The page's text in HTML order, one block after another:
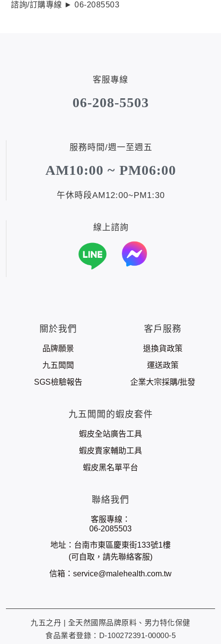
諮詢/訂購專線 ► 06-2085503
客服專線
06-208-5503
服務時間/週一至週五
AM10:00 ~ PM06:00
午休時段AM12:00~PM1:30
線上諮詢
關於我們
品牌願景
九五闆闆
SGS檢驗報告
客戶服務
退換貨政策
運送政策
企業大宗採購/批發
九五闆闆的蝦皮套件
蝦皮全站廣告工具
蝦皮賣家輔助工具
蝦皮黑名單平台
聯絡我們
客服專線：
06-2085503
地址：台南市東區慶東街133號1樓
(可自取，請先聯絡客服)
信箱： service@malehealth.com.tw
九五之丹 | 全天然國際品牌原料、男力特化保健
食品業者登錄：D-100272391-00000-5